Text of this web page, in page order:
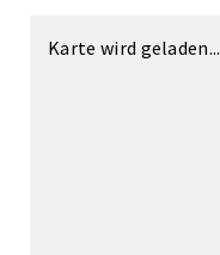
Karte wird geladen...